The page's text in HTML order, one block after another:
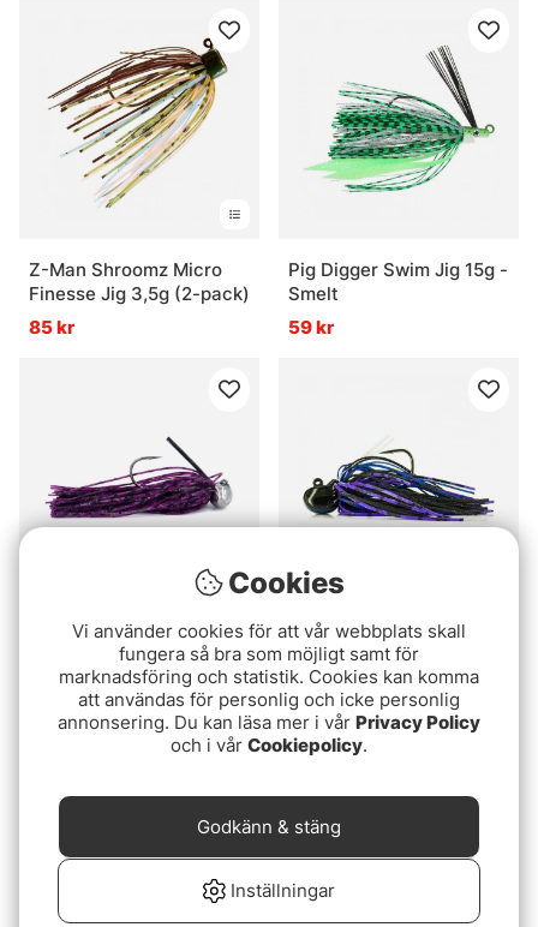
Z-Man Shroomz Micro
Finesse Jig 3,5g (2-pack)
85 kr
Pig Digger Swim Jig 15g -
Smelt
59 kr
Betyg: (1)
5.0 utav 5 stjärnor
Bite Of Bleak Football
Skirted Jig
Betyg: (1)
5.0 utav 5
Molix Nano Jig
fr. 79 kr
Cookies
Vi använder cookies för att vår webbplats skall
fungera så bra som möjligt samt för
marknadsföring och statistik. Cookies kan komma
att användas för personlig och icke personlig
annonsering. Du kan läsa mer i vår Privacy Policy
och i vår Cookiepolicy.
Inställningar
Godkänn & stäng